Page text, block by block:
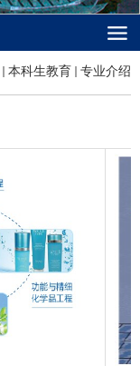
本科生教育 专业介绍